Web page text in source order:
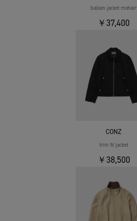
baloon jacket mohair
￥37,400
CONZ
trim fit jacket
￥38,500